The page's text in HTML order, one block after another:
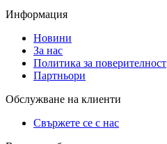
Информация
Новини
За нас
Политика за поверителност
Партньори
Обслужване на клиенти
Свържете се с нас